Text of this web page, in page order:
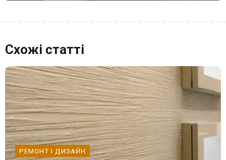
Схожі статті
РЕМОНТ І ДИЗАЙН